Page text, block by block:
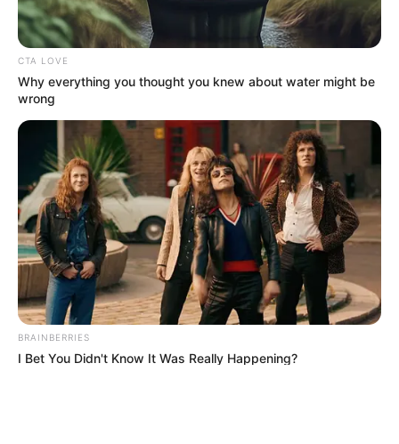
ΤΑΥΤΟΤΗΤΑ ΚΑΙ ΕΠΙΚΟΙΝΩΝΙΑ ΟΡΟΙ ΧΡΗΣΗΣ
© 2025 EVIANEWS του Γιώργου Κουτσελίνη
CTA LOVE
Why everything you thought you knew about water might be
wrong
BRAINBERRIES
I Bet You Didn't Know It Was Really Happening?